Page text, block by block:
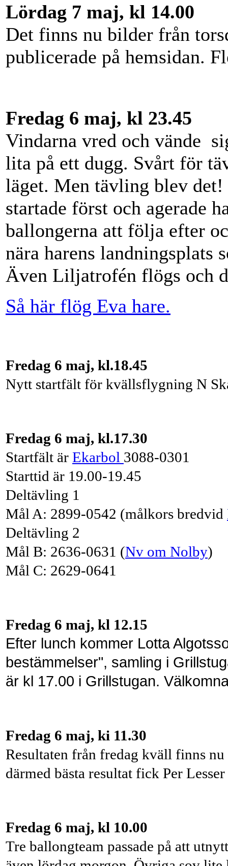
Lördag 7 maj, kl 14.00
Det finns nu bilder från
publicerade på hemsidan.
Fredag 6 maj, kl 23.45
Vindarna vred och vände
lita på ett dugg. Svårt för
läget. Men tävling blev
startade först och agerade
ballongerna att följa efter
nära harens
Även Liljatrofén flögs och
Så här flög Eva hare.
Fredag 6 maj, kl.18.45
Nytt startfält för kvällsflygning N
Fredag 6 maj, kl.17.30
Startfält är Ekarbol 3088-0301
Starttid är 19.00-19.45
Deltävling 1
Mål A: 2899-0542 (målkors bredvid
Deltävling 2
Mål B: 2636-0631 (Nv om Nolby)
Mål C: 2629-0641
Fredag 6 maj, kl 12.15
Efter lunch kommer Lotta
bestämmelser", samling i
är kl 17.00 i Grillstugan.
Fredag 6 maj, ki 11.30
Resultaten från fredag kväll finns
därmed bästa resultat fick Per
Fredag 6 maj, kl 10.00
Tre ballongteam passade på att